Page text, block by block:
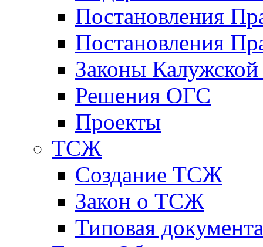
Постановления
Постановления
Законы Калужской
Решения ОГС
Проекты
ТСЖ
Создание ТСЖ
Закон о ТСЖ
Типовая